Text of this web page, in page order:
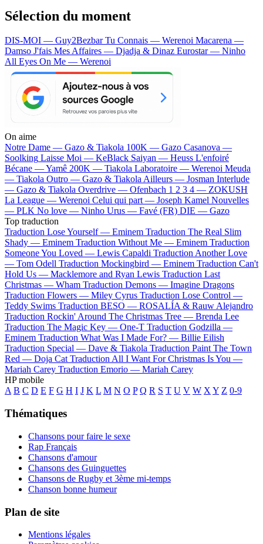
Sélection du moment
DIS-MOI — Guy2BezbarTu Connais — Werenoi Macarena —
Damso J'fais Mes Affaires — Djadja & Dinaz Eurostar — Ninho
All Eyes On Me — Werenoi
On aime
Notre Dame — Gazo & Tiakola 100K — Gazo Casanova —
Soolking Laisse Moi — KeBlack Saiyan — Heuss L'enfoiré
Bécane —Yamê 200K — Tiakola Laboratoire — Werenoi Meuda
— Tiakola Outro — Gazo & TiakolaAilleurs — Josman Interlude
— Gazo & Tiakola Overdrive — Ofenbach 1 2 3 4 — ZOKUSH
La League — Werenoi Celui qui part — Joseph Kamel Nouvelles
— PLK No love — Ninho Urus — Favé (FR) DIE — Gazo
Top traduction
Traduction Lose Yourself — Eminem Traduction The Real Slim
Shady — Eminem Traduction Without Me — Eminem Traduction
Someone You Loved — Lewis Capaldi Traduction Another Love
— Tom Odell Traduction Mockingbird — Eminem Traduction Can't
Hold Us — Macklemore and Ryan Lewis Traduction Last
Christmas — Wham Traduction Demons — Imagine Dragons
Traduction Flowers — Miley Cyrus Traduction Lose Control —
Teddy Swims Traduction BESO — ROSALÍA & Rauw Alejandro
Traduction Rockin' Around The Christmas Tree — Brenda Lee
Traduction The Magic Key — One-T Traduction Godzilla —
Eminem Traduction What Was I Made For? — Billie Eilish
Traduction Special — Dave & Tiakola Traduction Paint The Town
Red — Doja Cat Traduction All I Want For Christmas Is You —
Mariah Carey Traduction Emorio — Mariah Carey
HP mobile
A B C D E F G H I J K L M N O P Q R S T U V W XY Z 0-9
Thématiques
Chansons pour faire le sexe
Rap Français
Chansons d'amour
Chansons des Guinguettes
Chansons de Rugby et 3ème mi-temps
Chanson bonne humeur
Plan de site
Mentions légales